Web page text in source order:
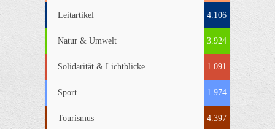
Leitartikel 4.106
Natur & Umwelt 3.924
Solidarität & Lichtblicke 1.091
Sport 1.974
Tourismus 4.397